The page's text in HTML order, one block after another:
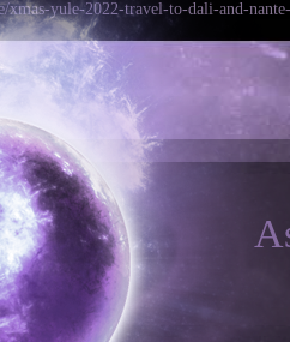
xmas-yule-2022-travel-to-dali-and-